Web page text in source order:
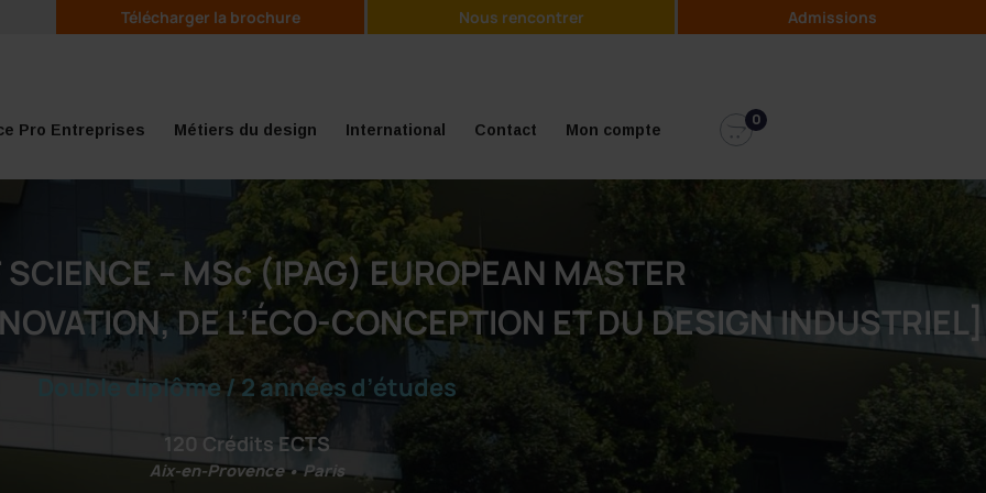
Télécharger la brochure Nous rencontrer Admissions
Pro Entreprises Métiers du design International Contact Mon compte
0
SCIENCE – MSc (IPAG) EUROPEAN MASTER
DE L’ÉCO-CONCEPTION ET DU DESIGN INDUSTRIEL]
Double diplôme / 2 années d’études
120 Crédits ECTS
Aix-en-Provence • Paris